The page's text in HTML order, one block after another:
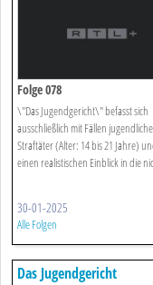
Folge 078
\"Das Jugendgericht\" befasst sich
ausschließlich mit Fällen
Straftäter (Alter: 14 bis 21 Jahre)
einen realistischen Einblick in die
30-01-2025
Alle Folgen
Das Jugendgericht